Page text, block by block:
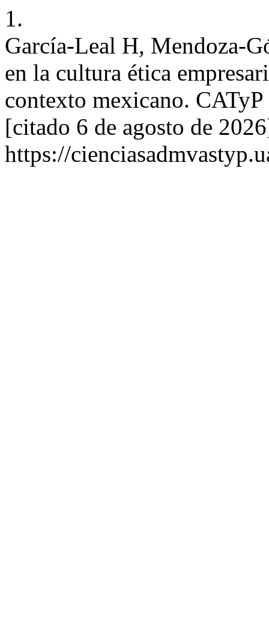
1.
García-Leal H, Mendoza-
en la cultura ética
contexto mexicano.
[citado 6 de agosto de
https://